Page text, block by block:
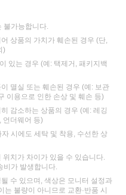
불가능합니다.
상품의 가치가 훼손된 경우 (단,
)
있는 경우 (예: 택제거, 패키지백
멸실 또는 훼손된 경우 (예: 보관
이용으로 인한 손상 및 훼손 등)
감소하는 상품의 경우 (예: 레깅
언더웨어 등)
시에도 세탁 및 착용, 수선한 상
치가 차이가 있을 수 있습니다.
비가 발생합니다.
수 있으며, 색상은 모니터 설정과
는 불량이 아니므로 교환·반품 시